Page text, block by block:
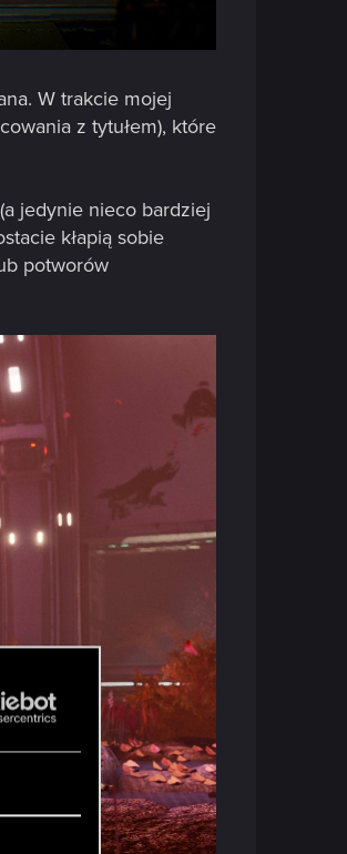
W trakcie mojej
z tytułem), które
jedynie nieco bardziej
kłapią sobie
potworów